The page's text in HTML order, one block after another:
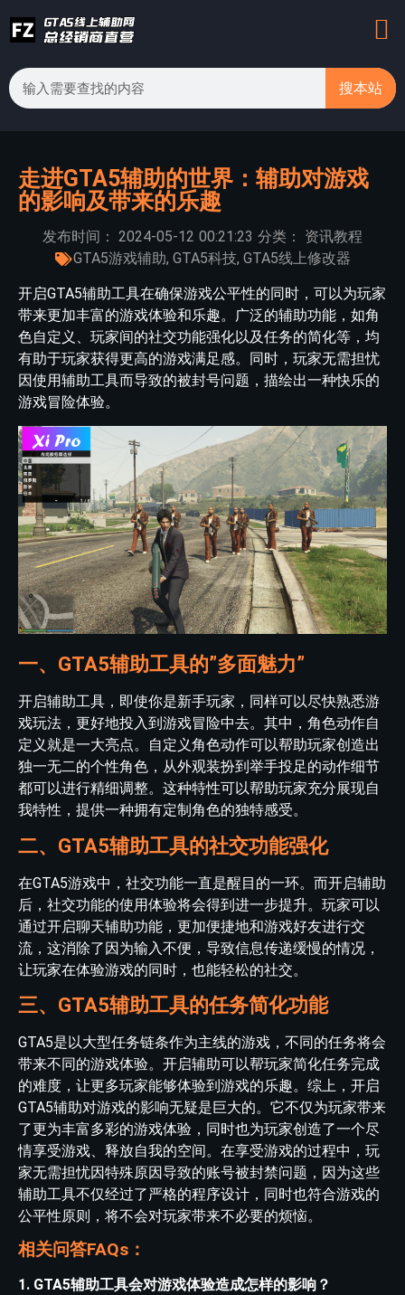
搜本站
走进GTA5辅助的世界：辅助对游戏
的影响及带来的乐趣
发布时间： 2024-05-12 00:21:23 分类：
资讯教程
GTA5游戏辅助, GTA5科技, GTA5线上修改器
开启GTA5辅助工具在确保游戏公平性的同时，可以为玩家
带来更加丰富的游戏体验和乐趣。广泛的辅助功能，如角
色自定义、玩家间的社交功能强化以及任务的简化等，均
有助于玩家获得更高的游戏满足感。同时，玩家无需担忧
因使用辅助工具而导致的被封号问题，描绘出一种快乐的
游戏冒险体验。
一、GTA5辅助工具的”多面魅力”
开启辅助工具，即使你是新手玩家，同样可以尽快熟悉游
戏玩法，更好地投入到游戏冒险中去。其中，角色动作自
定义就是一大亮点。自定义角色动作可以帮助玩家创造出
独一无二的个性角色，从外观装扮到举手投足的动作细节
都可以进行精细调整。这种特性可以帮助玩家充分展现自
我特性，提供一种拥有定制角色的独特感受。
二、GTA5辅助工具的社交功能强化
在GTA5游戏中，社交功能一直是醒目的一环。而开启辅助
后，社交功能的使用体验将会得到进一步提升。玩家可以
通过开启聊天辅助功能，更加便捷地和游戏好友进行交
流，这消除了因为输入不便，导致信息传递缓慢的情况，
让玩家在体验游戏的同时，也能轻松的社交。
三、GTA5辅助工具的任务简化功能
GTA5是以大型任务链条作为主线的游戏，不同的任务将会
带来不同的游戏体验。开启辅助可以帮玩家简化任务完成
的难度，让更多玩家能够体验到游戏的乐趣。综上，开启
GTA5辅助对游戏的影响无疑是巨大的。它不仅为玩家带来
了更为丰富多彩的游戏体验，同时也为玩家创造了一个尽
情享受游戏、释放自我的空间。在享受游戏的过程中，玩
家无需担忧因特殊原因导致的账号被封禁问题，因为这些
辅助工具不仅经过了严格的程序设计，同时也符合游戏的
公平性原则，将不会对玩家带来不必要的烦恼。
相关问答FAQs：
1. GTA5辅助工具会对游戏体验造成怎样的影响？